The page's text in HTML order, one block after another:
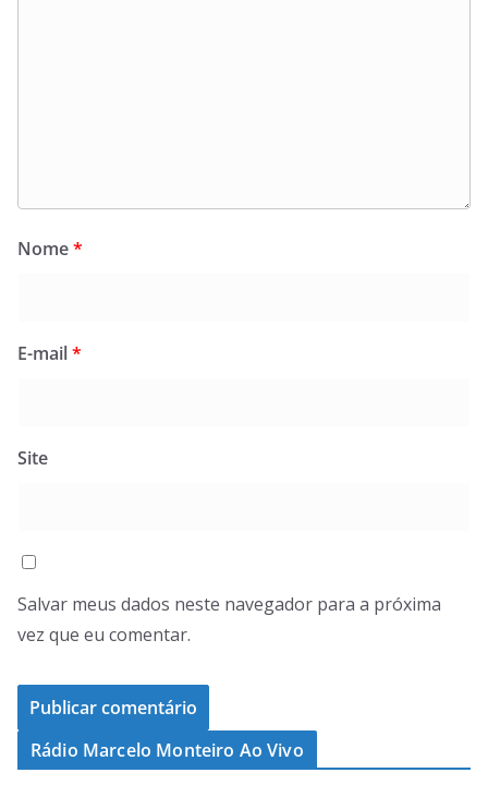
Nome*
E-mail*
Site
Salvar meus dados neste navegador para a próxima
vez que eu comentar.
Rádio Marcelo Monteiro Ao Vivo